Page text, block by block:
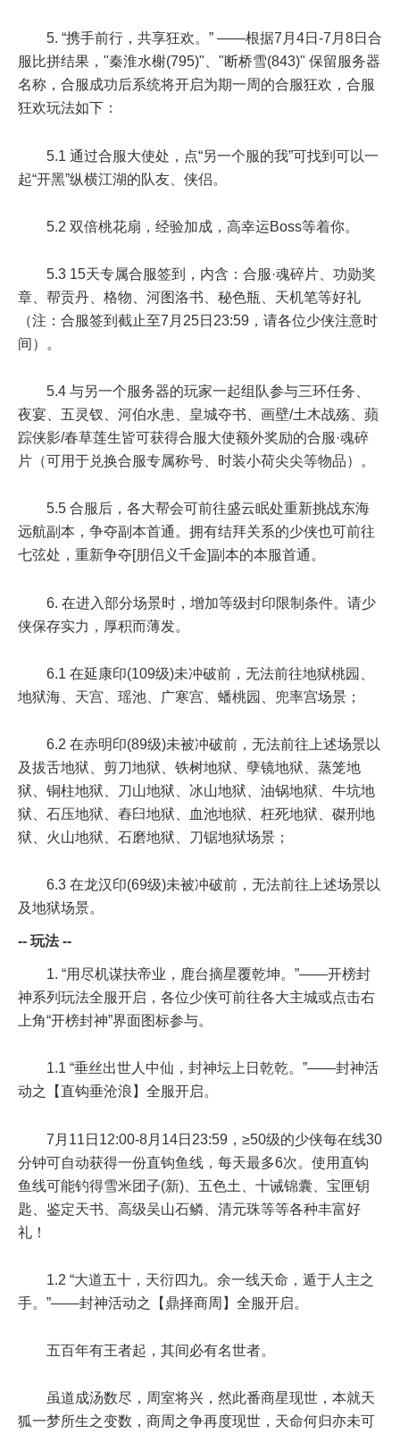
5. “携手前行，共享狂欢。” ——根据7月4日-7月8日合
服比拼结果，"秦淮水榭(795)"、"断桥雪(843)" 保留服务器
名称，合服成功后系统将开启为期一周的合服狂欢，合服
狂欢玩法如下：
5.1 通过合服大使处，点“另一个服的我”可找到可以一
起“开黑”纵横江湖的队友、侠侣。
5.2 双倍桃花扇，经验加成，高幸运Boss等着你。
5.3 15天专属合服签到，内含：合服·魂碎片、功勋奖
章、帮贡丹、格物、河图洛书、秘色瓶、天机笔等好礼
（注：合服签到截止至7月25日23:59 ，请各位少侠注意时
间）。
5.4 与另一个服务器的玩家一起组队参与三环任务、
夜宴、五灵钗、河伯水患、皇城夺书、画壁/土木战殇、蘋
踪侠影/春草莲生皆可获得合服大使额外奖励的合服·魂碎
片（可用于兑换合服专属称号、时装小荷尖尖等物品）。
5.5 合服后，各大帮会可前往盛云眠处重新挑战东海
远航副本，争夺副本首通。拥有结拜关系的少侠也可前往
七弦处，重新争夺[朋侣义千金]副本的本服首通。
6. 在进入部分场景时，增加等级封印限制条件。请少
侠保存实力，厚积而薄发。
6.1 在延康印(109级)未冲破前，无法前往地狱桃园、
地狱海、天宫、瑶池、广寒宫、蟠桃园、兜率宫场景；
6.2 在赤明印(89级)未被冲破前，无法前往上述场景以
及拔舌地狱、剪刀地狱、铁树地狱、孽镜地狱、蒸笼地
狱、铜柱地狱、刀山地狱、冰山地狱、油锅地狱、牛坑地
狱、石压地狱、舂臼地狱、血池地狱、枉死地狱、磔刑地
狱、火山地狱、石磨地狱、刀锯地狱场景；
6.3 在龙汉印(69级)未被冲破前，无法前往上述场景以
及地狱场景。
-- 玩法 --
1. “用尽机谋扶帝业，鹿台摘星覆乾坤。”——开榜封
神系列玩法全服开启，各位少侠可前往各大主城或点击右
上角“开榜封神”界面图标参与。
1.1 “垂丝出世人中仙，封神坛上日乾乾。”——封神活
动之【直钩垂沧浪】全服开启。
7月11日12:00-8月14日23:59 ， ≥50级的少侠每在线30
分钟可自动获得一份直钩鱼线，每天最多6次。使用直钩
鱼线可能钓得雪米团子(新)、五色土、十诫锦囊、宝匣钥
匙、鉴定天书、高级吴山石鳞、清元珠等等各种丰富好
礼！
1.2 “大道五十，天衍四九。余一线天命，遁于人主之
手。”——封神活动之【鼎择商周】全服开启。
五百年有王者起，其间必有名世者。
虽道成汤数尽，周室将兴，然此番商星现世，本就天
狐一梦所生之变数，商周之争再度现世，天命何归亦未可